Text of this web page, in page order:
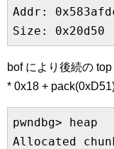
Addr:
Size:
bof により後続の top
* 0x18 +
pwndbg> heap
Allocated